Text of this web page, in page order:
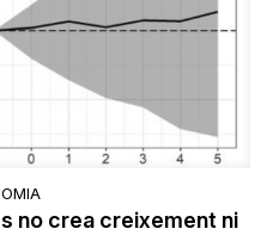
no crea creixement ni